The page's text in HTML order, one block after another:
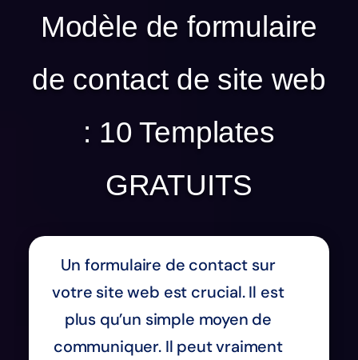
Modèle de formulaire
de contact de site web
: 10 Templates
GRATUITS
Un formulaire de contact sur
votre site web est crucial. Il est
plus qu’un simple moyen de
communiquer. Il peut vraiment